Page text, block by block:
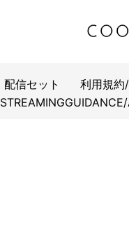
配信セット
STREAMING
利用規約